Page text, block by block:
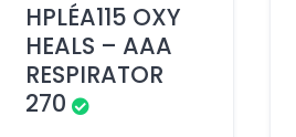
HPLÉA115 OXY
HEALS – AAA
RESPIRATOR
270